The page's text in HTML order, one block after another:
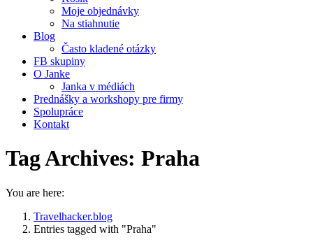
Moje objednávky
Na stiahnutie
Blog
Často kladené otázky
FB skupiny
O Janke
Janka v médiách
Prednášky a workshopy pre firmy
Spolupráce
Kontakt
Tag Archives: Praha
You are here:
Travelhacker.blog
Entries tagged with "Praha"